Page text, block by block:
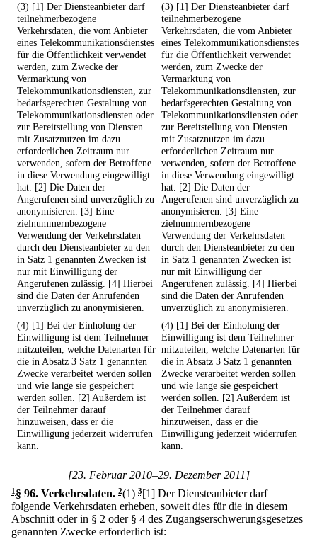
(3) [1] Der Diensteanbieter darf
teilnehmerbezogene
Verkehrsdaten, die vom Anbieter
eines Telekommunikationsdienstes
für die Öffentlichkeit verwendet
werden, zum Zwecke der
Vermarktung von
Telekommunikationsdiensten, zur
bedarfsgerechten Gestaltung von
Telekommunikationsdiensten oder
zur Bereitstellung von Diensten
mit Zusatznutzen im dazu
erforderlichen Zeitraum nur
verwenden, sofern der Betroffene
in diese Verwendung eingewilligt
hat. [2] Die Daten der
Angerufenen sind unverzüglich zu
anonymisieren. [3] Eine
zielnummernbezogene
Verwendung der Verkehrsdaten
durch den Diensteanbieter zu den
in Satz 1 genannten Zwecken ist
nur mit Einwilligung der
Angerufenen zulässig. [4] Hierbei
sind die Daten der Anrufenden
unverzüglich zu anonymisieren.
(3) [1] Der Diensteanbieter darf
teilnehmerbezogene
Verkehrsdaten, die vom Anbieter
eines Telekommunikationsdienstes
für die Öffentlichkeit verwendet
werden, zum Zwecke der
Vermarktung von
Telekommunikationsdiensten, zur
bedarfsgerechten Gestaltung von
Telekommunikationsdiensten oder
zur Bereitstellung von Diensten
mit Zusatznutzen im dazu
erforderlichen Zeitraum nur
verwenden, sofern der Betroffene
in diese Verwendung eingewilligt
hat. [2] Die Daten der
Angerufenen sind unverzüglich zu
anonymisieren. [3] Eine
zielnummernbezogene
Verwendung der Verkehrsdaten
durch den Diensteanbieter zu den
in Satz 1 genannten Zwecken ist
nur mit Einwilligung der
Angerufenen zulässig. [4] Hierbei
sind die Daten der Anrufenden
unverzüglich zu anonymisieren.
(4) [1] Bei der Einholung der
Einwilligung ist dem Teilnehmer
mitzuteilen, welche Datenarten für
die in Absatz 3 Satz 1 genannten
Zwecke verarbeitet werden sollen
und wie lange sie gespeichert
werden sollen. [2] Außerdem ist
der Teilnehmer darauf
hinzuweisen, dass er die
Einwilligung jederzeit widerrufen
kann.
(4) [1] Bei der Einholung der
Einwilligung ist dem Teilnehmer
mitzuteilen, welche Datenarten für
die in Absatz 3 Satz 1 genannten
Zwecke verarbeitet werden sollen
und wie lange sie gespeichert
werden sollen. [2] Außerdem ist
der Teilnehmer darauf
hinzuweisen, dass er die
Einwilligung jederzeit widerrufen
kann.
[23. Februar 2010–29. Dezember 2011]
1§ 96. Verkehrsdaten. 2(1) 3[1] Der Diensteanbieter darf
folgende Verkehrsdaten erheben, soweit dies für die in diesem
Abschnitt oder in § 2 oder § 4 des Zugangserschwerungsgesetzes
genannten Zwecke erforderlich ist: